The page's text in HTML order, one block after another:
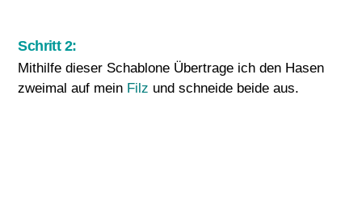
Schritt 2:
Mithilfe dieser Schablone Übertrage ich den Hasen
zweimal auf mein Filz und schneide beide aus.